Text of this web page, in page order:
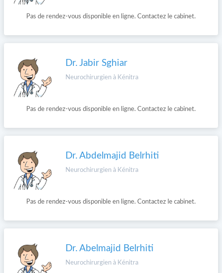
Pas de rendez-vous disponible en ligne. Contactez le cabinet.
Dr. Jabir Sghiar
Neurochirurgien à Kénitra
Pas de rendez-vous disponible en ligne. Contactez le cabinet.
Dr. Abdelmajid Belrhiti
Neurochirurgien à Kénitra
Pas de rendez-vous disponible en ligne. Contactez le cabinet.
Dr. Abelmajid Belrhiti
Neurochirurgien à Kénitra